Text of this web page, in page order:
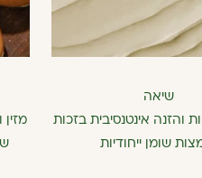
שיאה
והזנה אינטנסיבית בזכות
שומן ייחודיות